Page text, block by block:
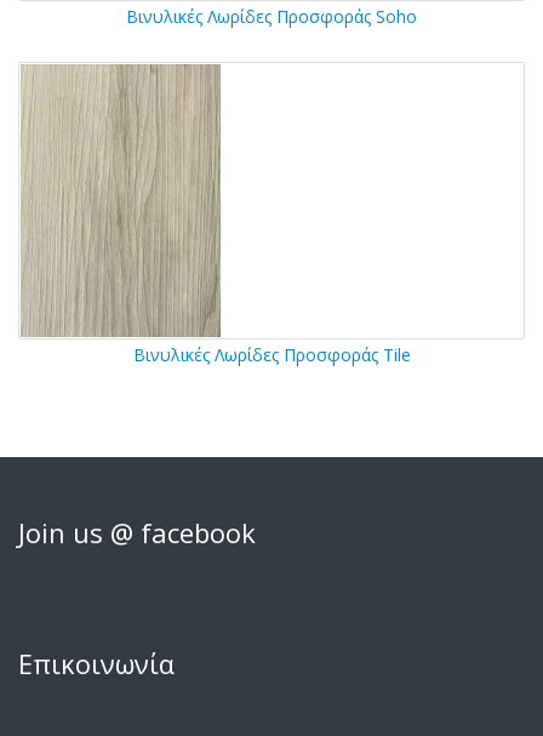
Βινυλικές Λωρίδες Προσφοράς Soho
Βινυλικές Λωρίδες Προσφοράς Tile
Join us @ facebook
Επικοινωνία